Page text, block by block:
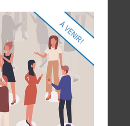
annuel
Jeudi 1
er
2026
17 h à 19 h
Le Cercle – HEC